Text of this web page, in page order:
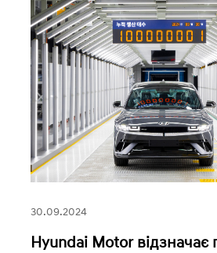
30.09.2024
Hyundai Motor відзначає